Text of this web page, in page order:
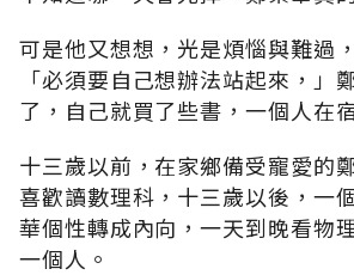
可是他又想想，光是煩惱與難過
「必須要自己想辦法站起來，」
了，自己就買了些書，一個人在
十三歲以前，在家鄉備受寵愛的
喜歡讀數理科，十三歲以後，一
華個性轉成內向，一天到晚看物
一個人。